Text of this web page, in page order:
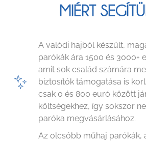
MIÉRT
A valódi hajból készült,
parókák ára 1500 és 3000+
amit sok család számára
biztosítók támogatása is
csak 0 és 800 euró között
költségekhez, így sokszor
paróka megvásárlásához.
Az olcsóbb műhaj parókák,